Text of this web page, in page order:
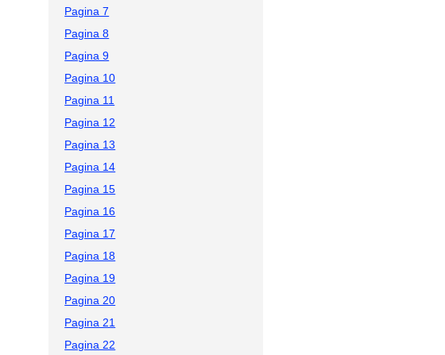
Pagina 7
Pagina 8
Pagina 9
Pagina 10
Pagina 11
Pagina 12
Pagina 13
Pagina 14
Pagina 15
Pagina 16
Pagina 17
Pagina 18
Pagina 19
Pagina 20
Pagina 21
Pagina 22